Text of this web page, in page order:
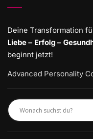
Deine Transformation
Liebe – Erfolg –
beginnt jetzt!
Advanced Personality